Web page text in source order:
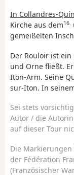
In Collandres-
Kirche aus dem16.
gemeißelten
Der Rouloir ist
und Orne fließt.
Iton-Arm. Seine
sur-Iton. In
Sei stets
Autor / die
auf dieser Tour
Die
der Fédération
(Französischer